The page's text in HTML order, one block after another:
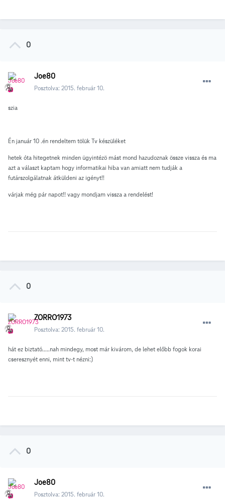
0
Joe80
Posztolva: 2015. február 10.
szia
Én január 10 .én rendeltem tölük Tv készüléket
hetek óta hitegetnek minden ügyintézö mást mond hazudoznak össze vissza és ma
azt a választ kaptam hogy informatikai hiba van amiatt nem tudják a
futárszolgálatnak átküldeni az igényt!!
várjak még pár napot!! vagy mondjam vissza a rendelést!
0
ZORRO1973
Posztolva: 2015. február 10.
hát ez biztató.....nah mindegy, most már kivárom, de lehet előbb fogok korai
cseresznyét enni, mint tv-t nézni:)
0
Joe80
Posztolva: 2015. február 10.